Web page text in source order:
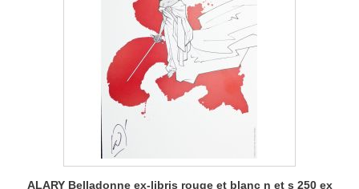
ALARY Belladonne ex-libris rouge et blanc n et s 250 ex